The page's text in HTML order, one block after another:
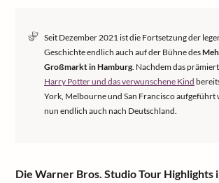
Seit Dezember 2021 ist die Fortsetzung der
Geschichte endlich auch auf der Bühne des
Großmarkt in Hamburg. Nachdem das
Harry Potter und das verwunschene Kind
York, Melbourne und San Francisco aufgeführt
nun endlich auch nach Deutschland.
Die Warner Bros. Studio Tour Highlights